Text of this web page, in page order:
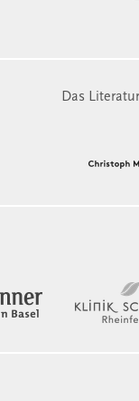
Das